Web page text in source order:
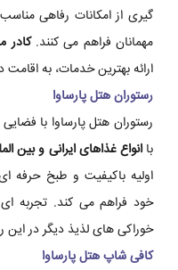
گیری از امکانات رفاهی
مهمانان فراهم می کنند.کادر
ارائه بهترین خدمات، به
رستوران هتل پارساوا
رستوران هتل پارساوا با
باانواع غذاهای ایرانی و بین
اولیه باکیفیت و طبخ حرفه
خود فراهم می کند. تجربه
خوراکی های لذیذ دیگر در
کافی شاپ هتل پارساوا